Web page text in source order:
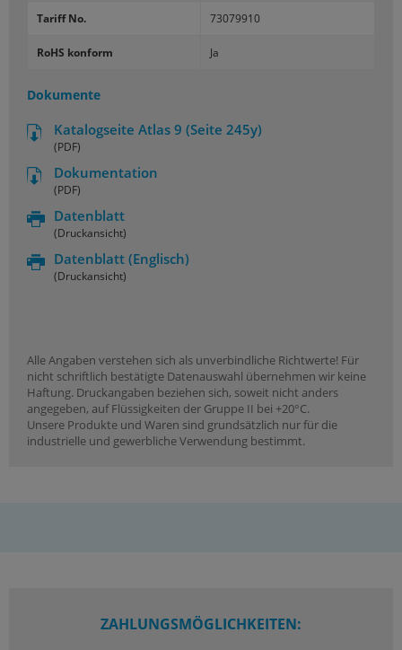
Tariff No. 73079910
RoHS konform Ja
Dokumente
Katalogseite Atlas 9 (Seite 245y)
(PDF)
Dokumentation
(PDF)
Datenblatt
(Druckansicht)
Datenblatt (Englisch)
(Druckansicht)
Alle Angaben verstehen sich als unverbindliche Richtwerte! Für
nicht schriftlich bestätigte Datenauswahl übernehmen wir keine
Haftung. Druckangaben beziehen sich, soweit nicht anders
angegeben, auf Flüssigkeiten der Gruppe II bei +20°C.
Unsere Produkte und Waren sind grundsätzlich nur für die
industrielle und gewerbliche Verwendung bestimmt.
ZAHLUNGSMÖGLICHKEITEN: